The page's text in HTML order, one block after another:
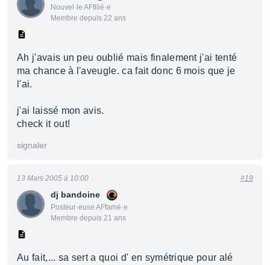
Nouvel·le AFfilié·e
Membre depuis 22 ans
Ah j'avais un peu oublié mais finalement j'ai tenté
ma chance à l'aveugle. ca fait donc 6 mois que je
l'ai.
j'ai laissé mon avis.
check it out!
signaler
dj bandoine
Posteur·euse AFfamé·e
Membre depuis 21 ans
13 Mars 2005 à 10:00 #19
Au fait,... sa sert a quoi d' en symétrique pour alé